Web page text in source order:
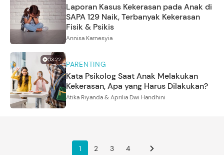
Laporan Kasus Kekerasan pada Anak di
SAPA 129 Naik, Terbanyak Kekerasan
Fisik & Psikis
Annisa Karnesyia
03:22 PARENTING
Kata Psikolog Saat Anak Melakukan
Kekerasan, Apa yang Harus Dilakukan?
Atika Riyanda & Aprilia Dwi Handhini
1 2 3 4